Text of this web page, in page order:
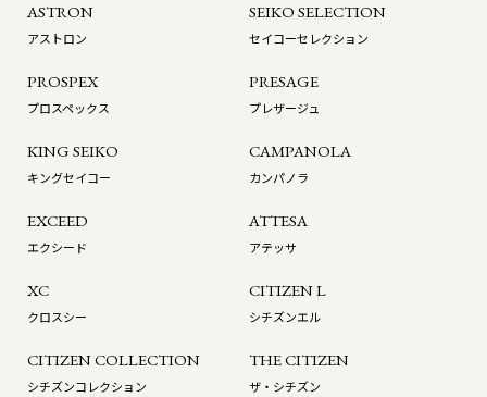
ASTRON
アストロン
SEIKO SELECTION
セイコーセレクション
PROSPEX
プロスペックス
PRESAGE
プレザージュ
KING SEIKO
キングセイコー
CAMPANOLA
カンパノラ
EXCEED
エクシード
ATTESA
アテッサ
XC
クロスシー
CITIZEN L
シチズンエル
CITIZEN COLLECTION
シチズンコレクション
THE CITIZEN
ザ・シチズン